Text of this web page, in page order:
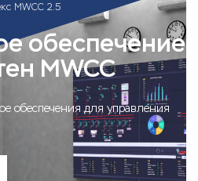
MWCC 2.5
обеспечение
MWCC
обеспечения для управления